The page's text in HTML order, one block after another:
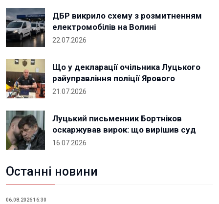
ДБР викрило схему з розмитненням
електромобілів на Волині
22.07.2026
Що у декларації очільника Луцького
райуправління поліції Ярового
21.07.2026
Луцький письменник Бортніков
оскаржував вирок: що вирішив суд
16.07.2026
Останні новини
06.08.2026 16:30